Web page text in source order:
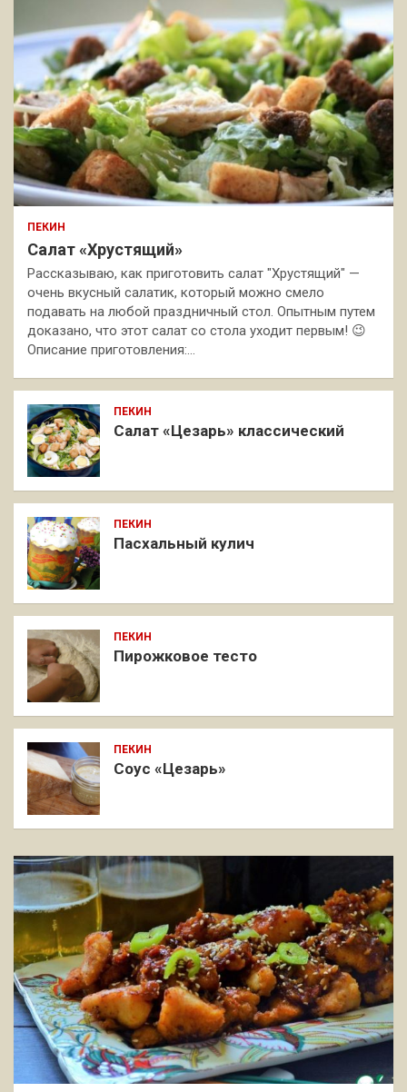
ПЕКИН
Салат «Хрустящий»
Рассказываю, как приготовить салат "Хрустящий" —
очень вкусный салатик, который можно смело
подавать на любой праздничный стол. Опытным путем
доказано, что этот салат со стола уходит первым! 😉
Описание приготовления:…
ПЕКИН
Салат «Цезарь» классический
ПЕКИН
Пасхальный кулич
ПЕКИН
Пирожковое тесто
ПЕКИН
Соус «Цезарь»